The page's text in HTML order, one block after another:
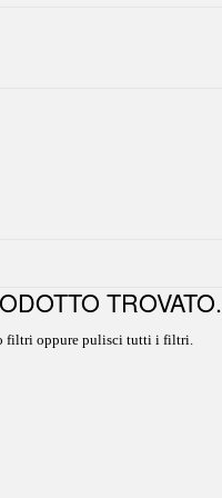
TROVATO.
filtri oppurepulisci tutti i filtri.